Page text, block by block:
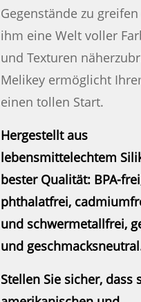
Gegenstände zu
ihm eine Welt voller
und Texturen
Melikey ermöglicht
einen tollen Start.
Hergestellt aus
lebensmittelechtem
bester Qualität: BPA-
phthalatfrei,
und schwermetallfrei,
und
Stellen Sie sicher, dass